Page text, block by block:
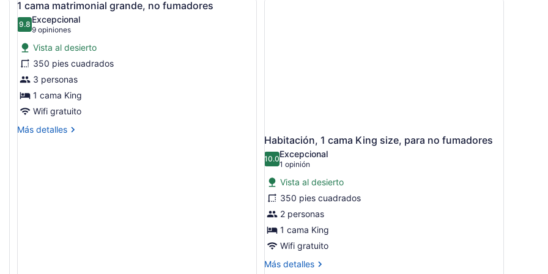
todas
las
fotos
de
1
cama
matrimonial
grande,
no
5
1 cama matrimonial grande, no fumadores
9.89.8 de 10
Excepcional
9 opiniones
(9
opiniones)
Vista al desierto
350 pies cuadrados
3 personas
1 cama King
Wifi gratuito
Más detalles
Más
Habitación, 1 cama King size, para no fumadores
10.010.0 de 10
Excepcional
1 opinión
(1
opinión)
Vista al desierto
350 pies cuadrados
2 personas
1 cama King
Wifi gratuito
Más detalles
Más